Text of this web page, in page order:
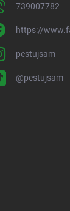
739007782
https://
pestujsam
@pestujsam